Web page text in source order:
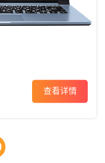
查看详情